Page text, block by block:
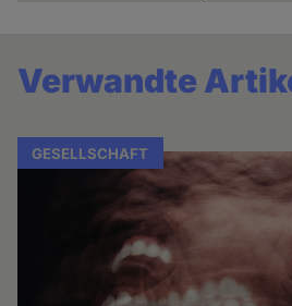
Verwandte
GESELLSCHAFT